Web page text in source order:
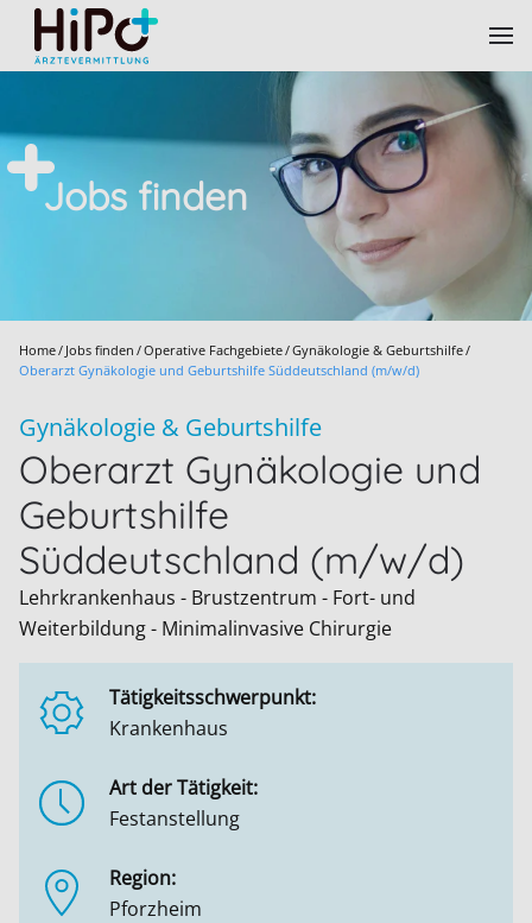
Skip to main content
Jobs finden
Home Jobs finden Operative Fachgebiete Gynäkologie & Geburtshilfe
Oberarzt Gynäkologie und Geburtshilfe Süddeutschland (m/w/d)
Gynäkologie & Geburtshilfe
Oberarzt Gynäkologie und
Geburtshilfe
Süddeutschland (m/w/d)
Lehrkrankenhaus - Brustzentrum - Fort- und
Weiterbildung - Minimalinvasive Chirurgie
Tätigkeitsschwerpunkt:
Krankenhaus
Art der Tätigkeit:
Festanstellung
Region:
Pforzheim